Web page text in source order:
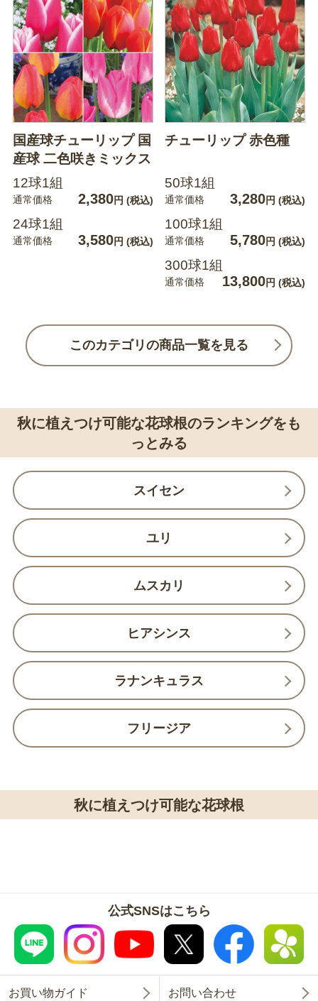
国産球チューリップ 国
産球 二色咲きミックス
12球1組
通常価格 2,380円 (税込)
24球1組
通常価格 3,580円 (税込)
チューリップ 赤色種
50球1組
通常価格 3,280円 (税込)
100球1組
通常価格 5,780円 (税込)
300球1組
通常価格 13,800円 (税込)
このカテゴリの商品一覧を見る
秋に植えつけ可能な花球根のランキングをも
っとみる
スイセン
ユリ
ムスカリ
ヒアシンス
ラナンキュラス
フリージア
秋に植えつけ可能な花球根
公式SNSはこちら
お買い物ガイド お問い合わせ